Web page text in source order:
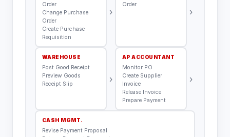
Order
Change Purchase
Order
Create Purchase
Requisition
›
Order
›
WAREHOUSE
Post Good Receipt
Preview Goods
Receipt Slip
›
AP ACCOUNTANT
Monitor PO
Create Supplier
Invoice
Release Invoice
Prepare Payment
›
CASH MGMT.
Revise Payment Proposal